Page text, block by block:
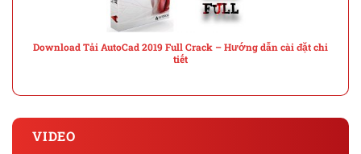
Download Tải AutoCad 2019 Full Crack – Hướng dẫn cài đặt chi
tiết
VIDEO